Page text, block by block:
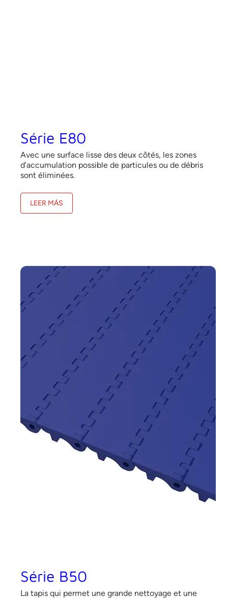
Série E80
Avec une surface lisse des deux côtés, les zones
d’accumulation possible de particules ou de débris
sont éliminées.
LEER MÁS
Série B50
La tapis qui permet une grande nettoyage et une